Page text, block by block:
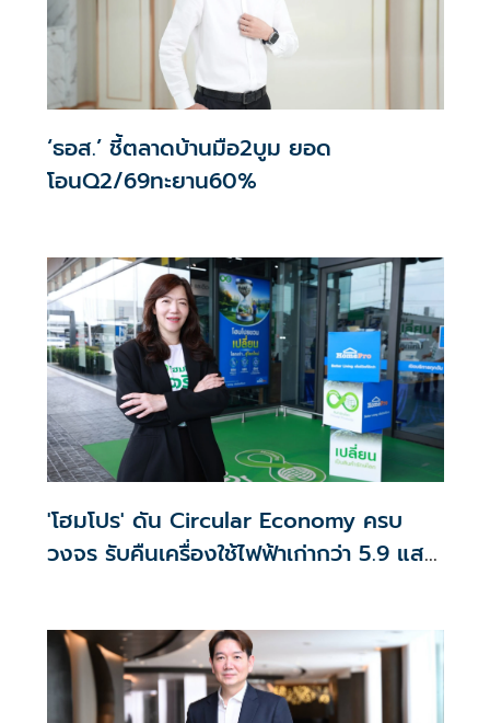
‘ธอส.’ ชี้ตลาดบ้านมือ2บูม ยอด
โอนQ2/69ทะยาน60%
'โฮมโปร' ดัน Circular Economy ครบ
วงจร รับคืนเครื่องใช้ไฟฟ้าเก่ากว่า 5.9 แสน